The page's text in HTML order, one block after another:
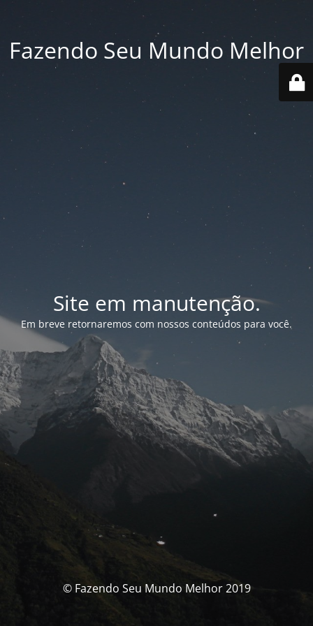
Fazendo Seu Mundo Melhor
Site em manutenção.
Em breve retornaremos com nossos conteúdos para você.
© Fazendo Seu Mundo Melhor 2019